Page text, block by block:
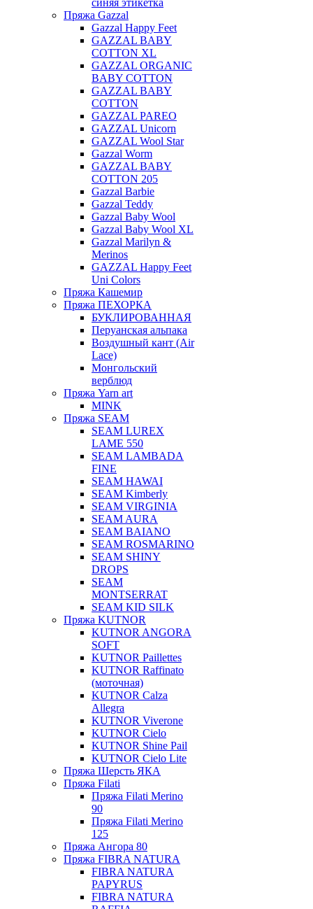
синяя этикетка
Пряжа Gazzal
Gazzal Happy Feet
GAZZAL BABY
COTTON XL
GAZZAL ORGANIC
BABY COTTON
GAZZAL BABY
COTTON
GAZZAL PAREO
GAZZAL Unicorn
GAZZAL Wool Star
Gazzal Worm
GAZZAL BABY
COTTON 205
Gazzal Barbie
Gazzal Teddy
Gazzal Baby Wool
Gazzal Baby Wool XL
Gazzal Marilyn &
Merinos
GAZZAL Happy Feet
Uni Colors
Пряжа Кашемир
Пряжа ПЕХОРКА
БУКЛИРОВАННАЯ
Перуанская альпака
Воздушный кант (Air
Lace)
Монгольский
верблюд
Пряжа Yarn art
MINK
Пряжа SEAM
SEAM LUREX
LAME 550
SEAM LAMBADA
FINE
SEAM HAWAI
SEAM Kimberly
SEAM VIRGINIA
SEAM AURA
SEAM BAIANO
SEAM ROSMARINO
SEAM SHINY
DROPS
SEAM
MONTSERRAT
SEAM KID SILK
Пряжа KUTNOR
KUTNOR ANGORA
SOFT
KUTNOR Paillettes
KUTNOR Raffinato
(моточная)
KUTNOR Calza
Allegra
KUTNOR Viverone
KUTNOR Cielo
KUTNOR Shine Pail
KUTNOR Cielo Lite
Пряжа Шерсть ЯКА
Пряжа Filati
Пряжа Filati Merino
90
Пряжа Filati Merino
125
Пряжа Ангора 80
Пряжа FIBRA NATURA
FIBRA NATURA
PAPYRUS
FIBRA NATURA